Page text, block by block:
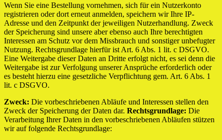
Wenn Sie eine Bestellung vornehmen, sich für ein Nutzerkonto
registrieren oder dort erneut anmelden, speichern wir Ihre IP-
Adresse und den Zeitpunkt der jeweiligen Nutzerhandlung. Zweck
der Speicherung sind unsere aber ebenso auch Ihre berechtigten
Interessen am Schutz vor dem Missbrauch und sonstiger unbefugter
Nutzung. Rechtsgrundlage hierfür ist Art. 6 Abs. 1 lit. c DSGVO.
Eine Weitergabe dieser Daten an Dritte erfolgt nicht, es sei denn die
Weitergabe ist zur Verfolgung unserer Ansprüche erforderlich oder
es besteht hierzu eine gesetzliche Verpflichtung gem. Art. 6 Abs. 1
lit. c DSGVO.
Zweck: Die vorbeschriebenen Abläufe und Interessen stellen den
Zweck der Speicherung der Daten dar. Rechtsgrundlage: Die
Verarbeitung Ihrer Daten in den vorbeschriebenen Abläufen stützen
wir auf folgende Rechtsgrundlage: